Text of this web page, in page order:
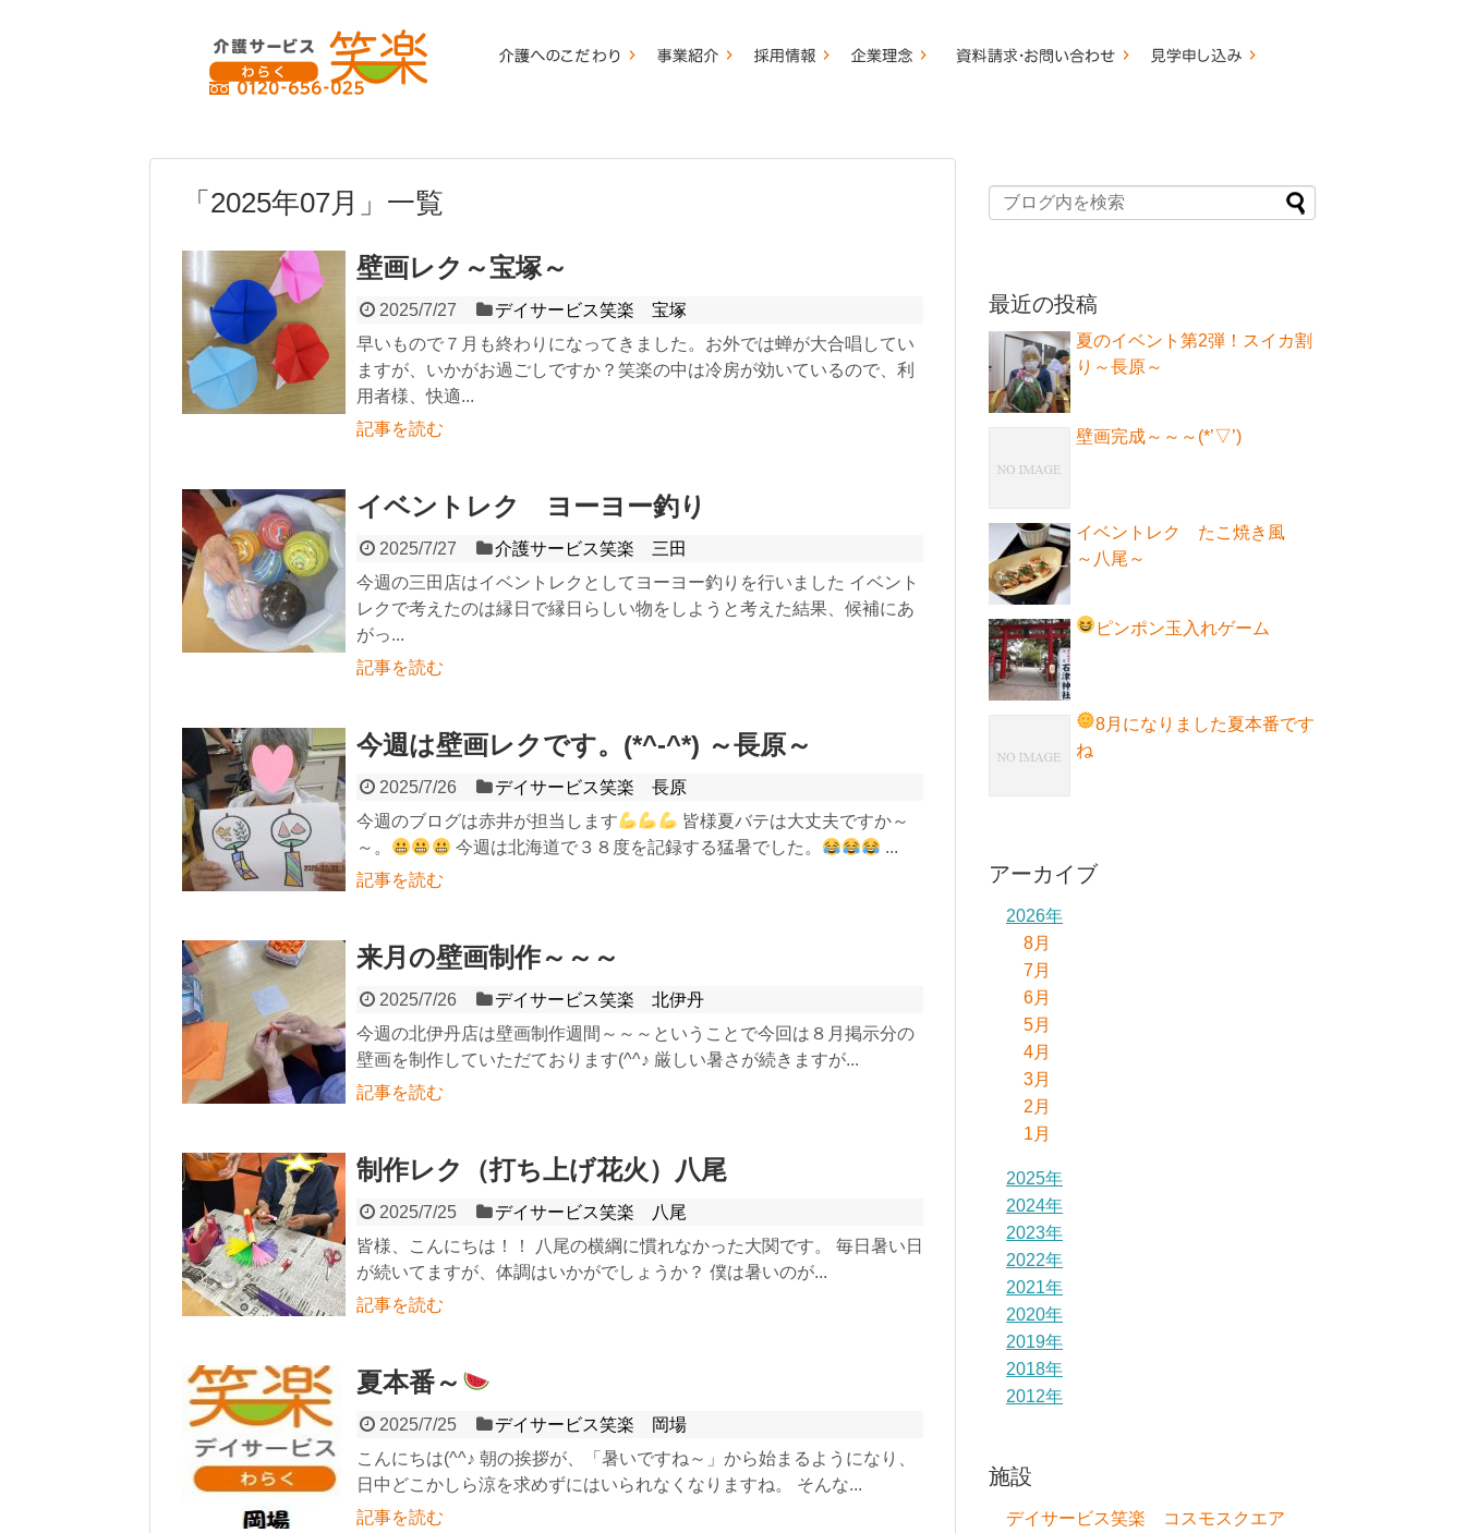
「 2025年07月 」 一覧
壁画レク～宝塚～
2025/7/27
デイサービス笑楽 宝塚
早いもので７月も終わりになってきました。お外では蝉が大合唱してい
ますが、いかがお過ごしですか？笑楽の中は冷房が効いているので、利
用者様、快適...
記事を読む
イベントレク ヨーヨー釣り
2025/7/27
介護サービス笑楽 三田
今週の三田店はイベントレクとしてヨーヨー釣りを行いました イベント
レクで考えたのは縁日で縁日らしい物をしようと考えた結果、候補にあ
がっ...
記事を読む
今週は壁画レクです。(*^-^*) ～長原～
2025/7/26
デイサービス笑楽 長原
今週のブログは赤井が担当します
皆様夏バテは大丈夫ですか～
～。
今週は北海道で３８度を記録する猛暑でした。
...
記事を読む
来月の壁画制作～～～
2025/7/26
デイサービス笑楽 北伊丹
今週の北伊丹店は壁画制作週間～～～ということで今回は８月掲示分の
壁画を制作していただております(^^♪ 厳しい暑さが続きますが...
記事を読む
制作レク（打ち上げ花火）八尾
2025/7/25
デイサービス笑楽 八尾
皆様、こんにちは！！ 八尾の横綱に慣れなかった大関です。 毎日暑い日
が続いてますが、体調はいかがでしょうか？ 僕は暑いのが...
記事を読む
夏本番～
2025/7/25
デイサービス笑楽 岡場
こんにちは(^^♪ 朝の挨拶が、「暑いですね～」から始まるようになり、
日中どこかしら涼を求めずにはいられなくなりますね。 そんな...
記事を読む
最近の投稿
夏のイベント第2弾！スイカ割
り～長原～
壁画完成～～～(*’▽’)
イベントレク たこ焼き風
～八尾～
ピンポン玉入れゲーム
8月になりました夏本番です
ね
アーカイブ
2026年
8月
7月
6月
5月
4月
3月
2月
1月
2025年
2024年
2023年
2022年
2021年
2020年
2019年
2018年
2012年
施設
デイサービス笑楽 コスモスクエア